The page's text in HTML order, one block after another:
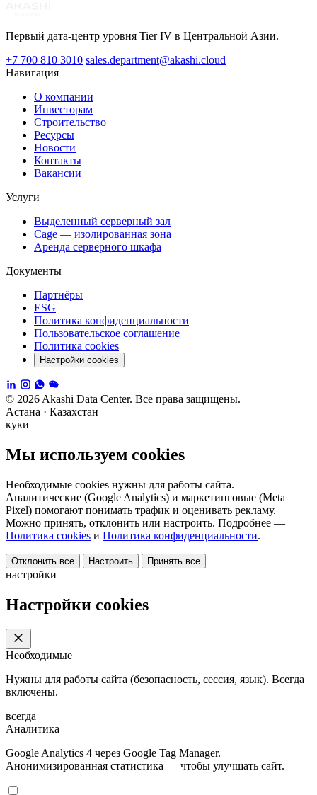
Первый дата-центр уровня Tier IV в Центральной Азии.
+7 700 810 3010 sales.department@akashi.cloud
Навигация
О компании
Инвесторам
Строительство
Ресурсы
Новости
Контакты
Вакансии
Услуги
Выделенный серверный зал
Cage — изолированная зона
Аренда серверного шкафа
Документы
Партнёры
ESG
Политика конфиденциальности
Пользовательское соглашение
Политика cookies
Настройки cookies
© 2026 Akashi Data Center. Все права защищены.
Астана · Казахстан
куки
Мы используем cookies
Необходимые cookies нужны для работы сайта.
Аналитические (Google Analytics) и маркетинговые (Meta
Pixel) помогают понимать трафик и оценивать рекламу.
Можно принять, отклонить или настроить. Подробнее —
Политика cookies и Политика конфиденциальности.
Отклонить все Настроить Принять все
настройки
Настройки cookies
Необходимые
Нужны для работы сайта (безопасность, сессия, язык). Всегда
включены.
всегда
Аналитика
Google Analytics 4 через Google Tag Manager.
Анонимизированная статистика — чтобы улучшать сайт.